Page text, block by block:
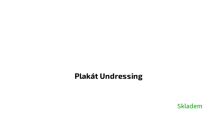
Plakát Undressing
Skladem